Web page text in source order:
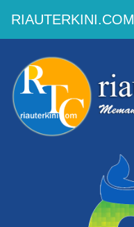
RIAUTERKINI.COM